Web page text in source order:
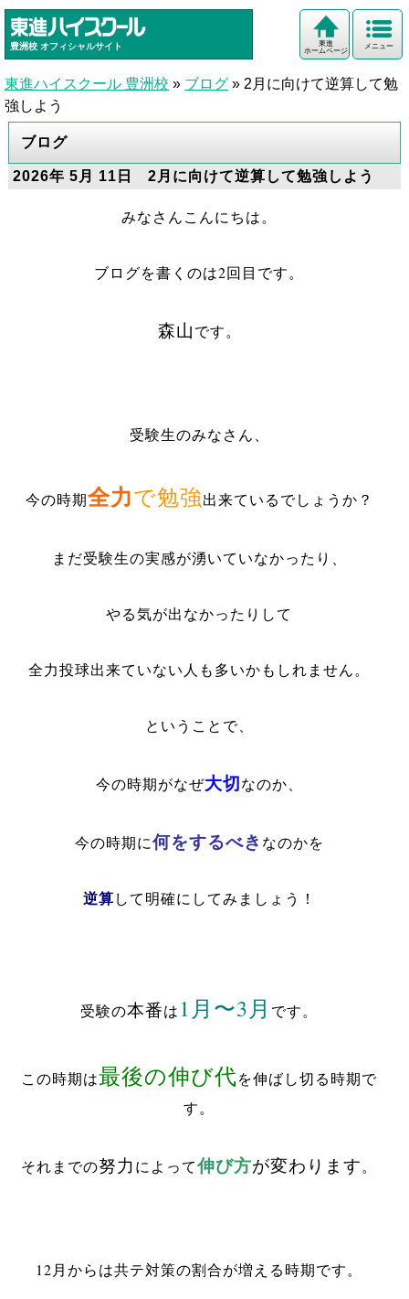
豊洲校 オフィシャルサイト メニュー
東進
ホームページ
東進ハイスクール 豊洲校 » ブログ » 2月に向けて逆算して勉
強しよう
ブログ
2026年 5月 11日 2月に向けて逆算して勉強しよう
みなさんこんにちは。
ブログを書くのは2回目です。
森山です。
受験生のみなさん、
今の時期全力で勉強出来ているでしょうか？
まだ受験生の実感が湧いていなかったり、
やる気が出なかったりして
全力投球出来ていない人も多いかもしれません。
ということで、
今の時期がなぜ大切なのか、
今の時期に何をするべき なのかを
逆算して明確にしてみましょう！
受験の本番は1月〜3月 です。
この時期は最後の伸び代を伸ばし切る時期で
す。
それまでの努力によって伸び方が変わります。
12月からは共テ対策の割合が増える時期です。